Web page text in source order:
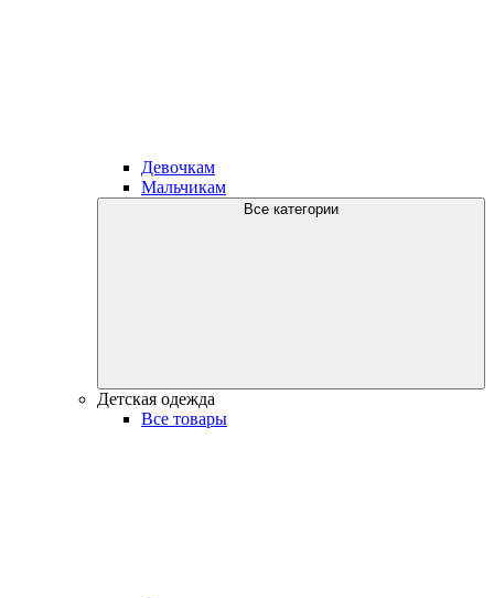
Девочкам
Мальчикам
Все категории
Детская одежда
Все товары